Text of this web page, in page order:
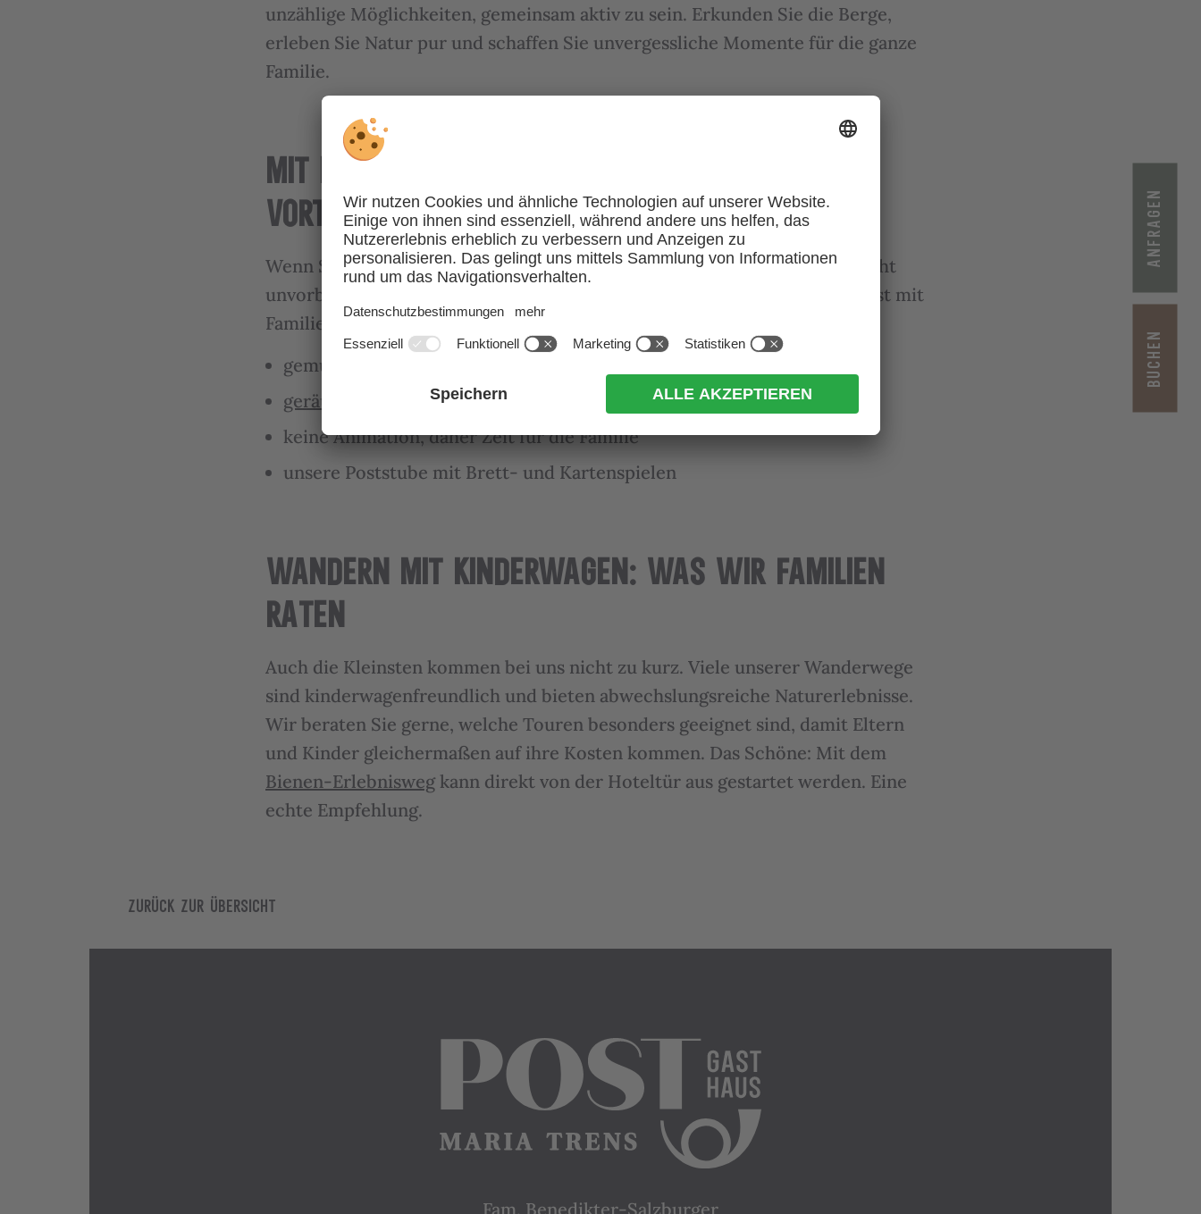
BUCHEN
ANFRAGEN
unzählige Möglichkeiten, gemeinsam aktiv zu sein. Erkunden Sie die Berge,
erleben Sie Natur pur und schaffen Sie unvergessliche Momente für die ganze
Familie.
MIT KINDERN UNTERWEGS? DAS SIND UNSERE
VORTEILE
Wenn Sie mit Nachwuchs uns besuchen kommen, dann wollen wir Sie nicht
unvorbereitet anreisen lassen. Unsere Vorteile für einen Urlaub in der Post mit
Familie sind:
gemütliche Liegewiese mit kleinem Kletterturm und Rutsche
geräumige Superiorzimmer
keine Animation, daher Zeit für die Familie
unsere Poststube mit Brett- und Kartenspielen
WANDERN MIT KINDERWAGEN: WAS WIR FAMILIEN
RATEN
Auch die Kleinsten kommen bei uns nicht zu kurz. Viele unserer Wanderwege
sind kinderwagenfreundlich und bieten abwechslungsreiche Naturerlebnisse.
Wir beraten Sie gerne, welche Touren besonders geeignet sind, damit Eltern
und Kinder gleichermaßen auf ihre Kosten kommen. Das Schöne: Mit dem
Bienen-Erlebnisweg kann direkt von der Hoteltür aus gestartet werden. Eine
echte Empfehlung.
Zurück zur Übersicht
Fam. Benedikter-Salzburger